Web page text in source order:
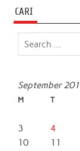
CARI
September
M T
3
4
10
11